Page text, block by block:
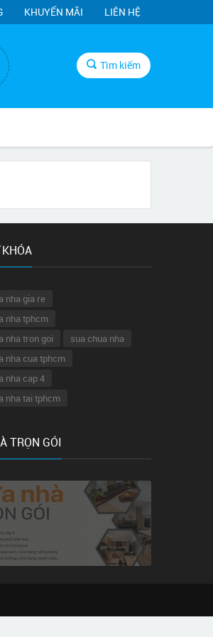
KHUYẾN MÃI LIÊN HỆ
Tìm kiếm
nha gia re
nha tphcm
nha tron goi
sua chua nha
nha cua tphcm
nha cap 4
nha tai tphcm
TRỌN GÓI